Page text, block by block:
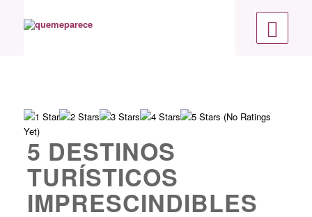
(No Ratings
Yet)
5 DESTINOS
TURÍSTICOS
IMPRESCINDIBLES